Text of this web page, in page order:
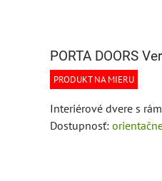
PORTA DOORS
PRODUKT NA MIERU
Interiérové dvere s
Dostupnosť: